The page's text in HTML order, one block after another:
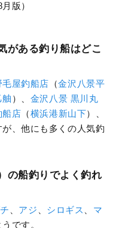
版）
がある釣り船はどこ
毛屋釣船店 （金沢八景平
）、 金沢八景 黒川丸
船店 （横浜港新山下）、
が、他にも多くの人気釣
の船釣りでよく釣れ
アジ シロギス
マ
です。